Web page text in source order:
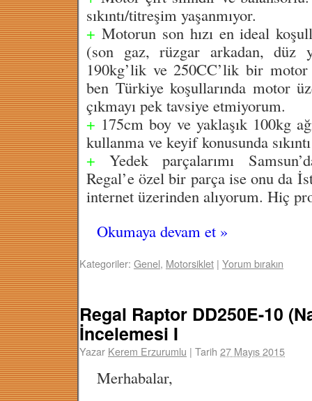
sıkıntı/titreşim yaşanmıyor.
+ Motorun son hızı en ideal
(son gaz, rüzgar arkadan,
190kg’lik ve 250CC’lik bir
ben Türkiye koşullarında motor
çıkmayı pek tavsiye etmiyorum.
+ 175cm boy ve yaklaşık 100kg
kullanma ve keyif konusunda
+ Yedek parçalarımı
Regal’e özel bir parça ise onu da
internet üzerinden alıyorum. Hiç
Okumaya devam et »
Kategoriler: Genel, Motorsiklet | Yorum bırakın
Regal Raptor DD250E-10
İncelemesi I
Yazar Kerem Erzurumlu | Tarih 27 Mayıs 2015
Merhabalar,